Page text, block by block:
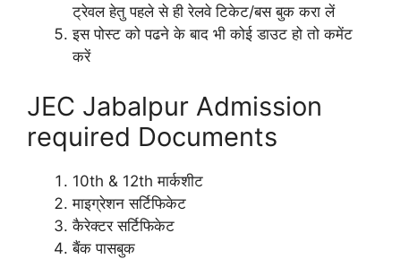
ट्रेवल हेतु पहले से ही रेलवे टिकेट/बस बुक करा लें
इस पोस्ट को पढने के बाद भी कोई डाउट हो तो कमेंट
करें
JEC Jabalpur Admission
required Documents
10th & 12th मार्कशीट
माइग्रेशन सर्टिफिकेट
कैरेक्टर सर्टिफिकेट
बैंक पासबुक